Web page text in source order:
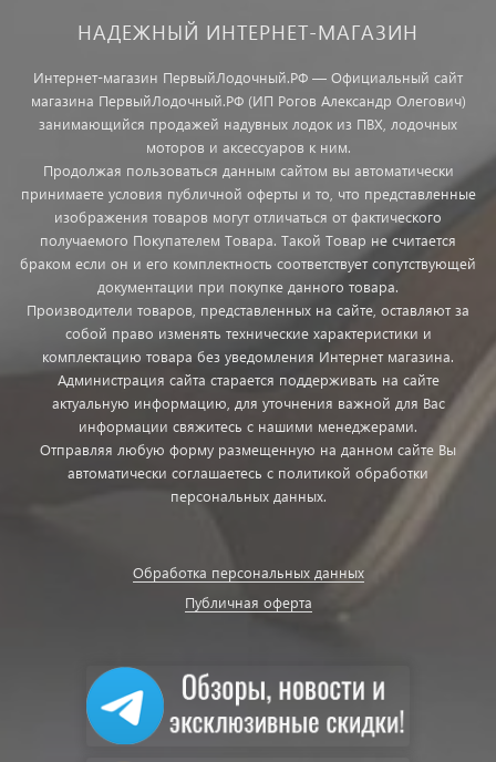
НАДЕЖНЫЙ ИНТЕРНЕТ-МАГАЗИН
Интернет-магазин ПервыйЛодочный.РФ — Официальный сайт
магазина ПервыйЛодочный.РФ (ИП Рогов Александр Олегович)
занимающийся продажей надувных лодок из ПВХ, лодочных
моторов и аксессуаров к ним.
Продолжая пользоваться данным сайтом вы автоматически
принимаете условия публичной оферты и то, что представленные
изображения товаров могут отличаться от фактического
получаемого Покупателем Товара. Такой Товар не считается
браком если он и его комплектность соответствует сопутствующей
документации при покупке данного товара.
Производители товаров, представленных на сайте, оставляют за
собой право изменять технические характеристики и
комплектацию товара без уведомления Интернет магазина.
Администрация сайта старается поддерживать на сайте
актуальную информацию, для уточнения важной для Вас
информации свяжитесь с нашими менеджерами.
Отправляя любую форму размещенную на данном сайте Вы
автоматически соглашаетесь с политикой обработки
персональных данных.
Обработка персональных данных
Публичная оферта